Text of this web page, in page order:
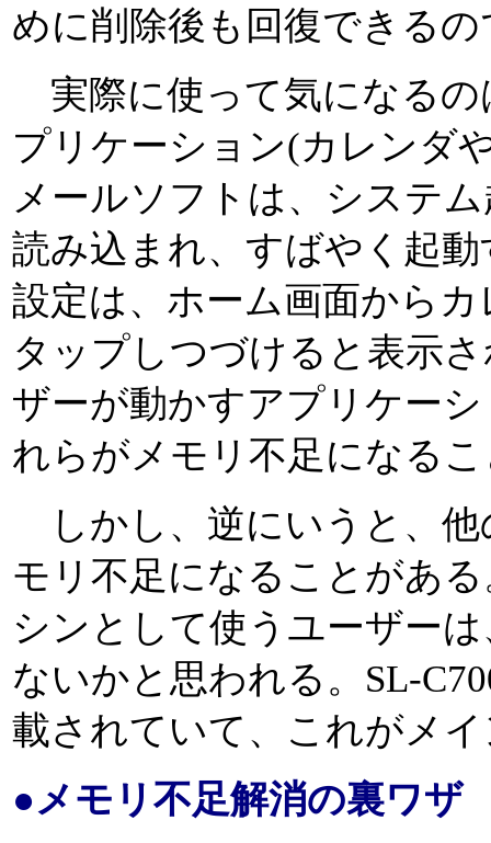
めに削除後も回復できる
実際に使って気になるの
プリケーション(カレンダ
メールソフトは、システ
読み込まれ、すばやく起
設定は、ホーム画面から
タップしつづけると表示
ザーが動かすアプリケー
れらがメモリ不足になる
しかし、逆にいうと、
モリ不足になることがあ
シンとして使うユーザー
ないかと思われる。SL-
載されていて、これがメ
●メモリ不足解消の裏ワザ